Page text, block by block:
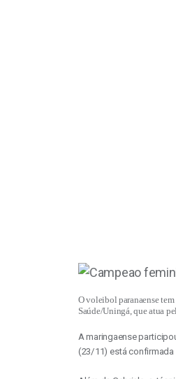
O voleibol paranaense
Saúde/Uningá, que atua
A maringaense
(23/11) está confirmada